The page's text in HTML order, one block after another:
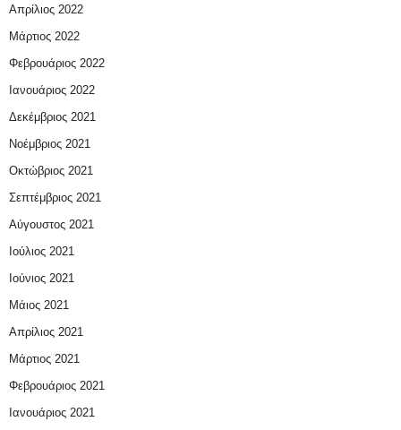
Απρίλιος 2022
Μάρτιος 2022
Φεβρουάριος 2022
Ιανουάριος 2022
Δεκέμβριος 2021
Νοέμβριος 2021
Οκτώβριος 2021
Σεπτέμβριος 2021
Αύγουστος 2021
Ιούλιος 2021
Ιούνιος 2021
Μάιος 2021
Απρίλιος 2021
Μάρτιος 2021
Φεβρουάριος 2021
Ιανουάριος 2021